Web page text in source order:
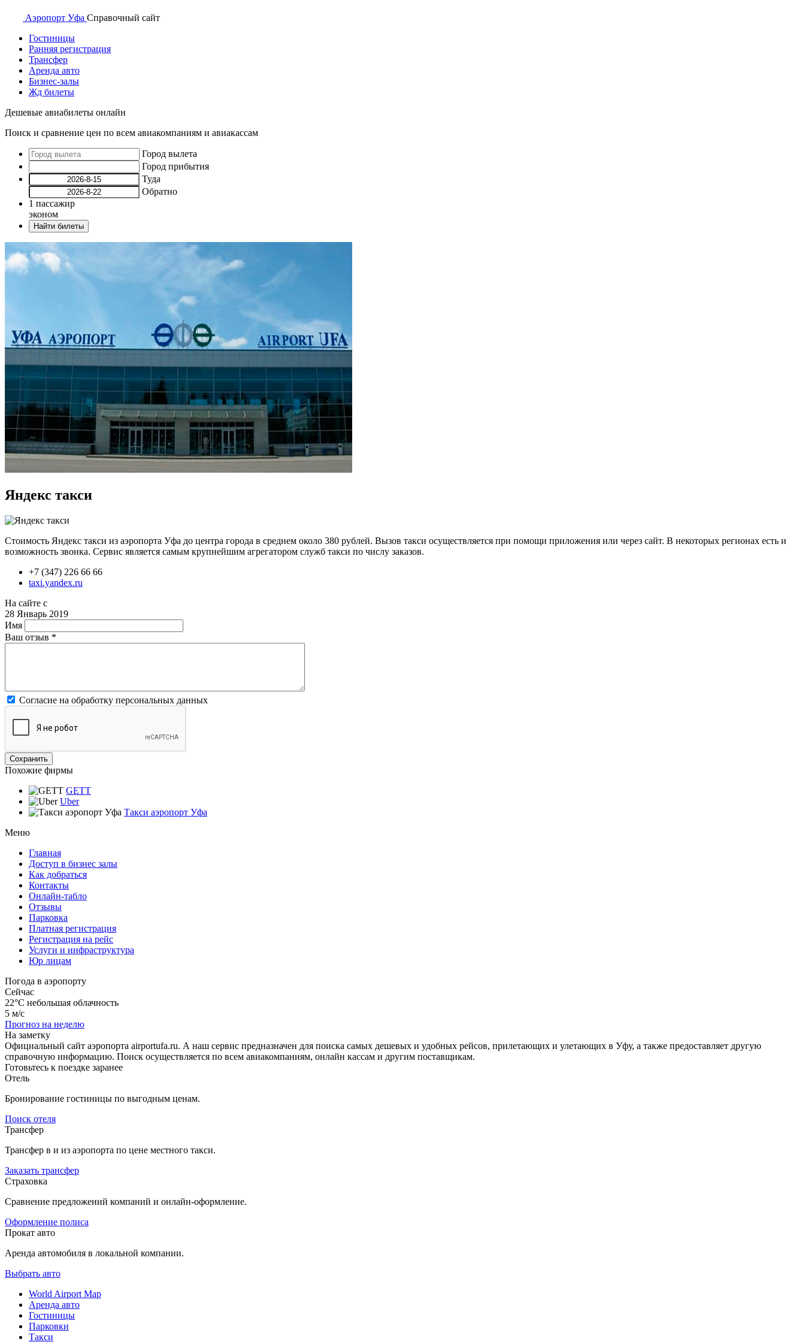
Аэропорт Уфа Справочный сайт
Гостиницы
Ранняя регистрация
Трансфер
Аренда авто
Бизнес-залы
Жд билеты
Дешевые авиабилеты онлайн
Поиск и сравнение цен по всем авиакомпаниям и авиакассам
Город вылета
Город прибытия
Туда
Обратно
1 пассажир
эконом
Найти билеты
Яндекс такси
Стоимость Яндекс такси из аэропорта Уфа до центра города в среднем около 380 рублей. Вызов такси осуществляется при помощи приложения или через сайт. В некоторых регионах есть и
возможность звонка. Сервис является самым крупнейшим агрегатором служб такси по числу заказов.
+7 (347) 226 66 66
taxi.yandex.ru
На сайте с
28 Январь 2019
Имя
Ваш отзыв *
Согласие на обработку персональных данных
Похожие фирмы
GETT
Uber
Такси аэропорт Уфа
Меню
Главная
Доступ в бизнес залы
Как добраться
Контакты
Онлайн-табло
Отзывы
Парковка
Платная регистрация
Регистрация на рейс
Услуги и инфраструктура
Юр лицам
Погода в аэропорту
Сейчас
22°C небольшая облачность
5 м/с
Прогноз на неделю
На заметку
Официальный сайт аэропорта airportufa.ru. А наш сервис предназначен для поиска самых дешевых и удобных рейсов, прилетающих и улетающих в Уфу, а также предоставляет другую
справочную информацию. Поиск осуществляется по всем авиакомпаниям, онлайн кассам и другим поставщикам.
Готовьтесь к поездке заранее
Отель
Бронирование гостиницы по выгодным ценам.
Поиск отеля
Трансфер
Трансфер в и из аэропорта по цене местного такси.
Заказать трансфер
Страховка
Сравнение предложений компаний и онлайн-оформление.
Оформление полиса
Прокат авто
Аренда автомобиля в локальной компании.
Выбрать авто
World Airport Map
Аренда авто
Гостиницы
Парковки
Такси